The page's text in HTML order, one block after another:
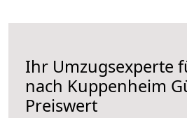
Ihr Umzugsexperte
nach Kuppenheim
Preiswert